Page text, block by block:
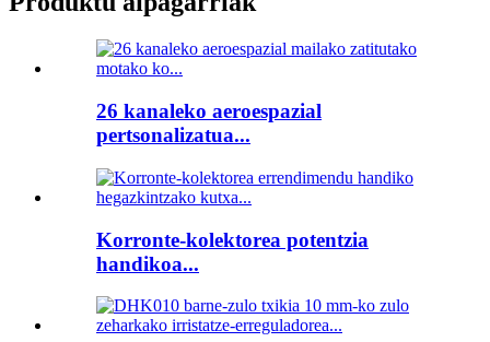
26 kanaleko aeroespazial
pertsonalizatua...
Korronte-kolektorea potentzia
handikoa...